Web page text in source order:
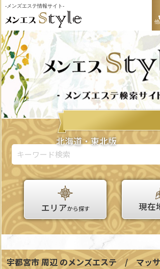
-メンズエステ情報サイト-
北海道・東北版
エリアから探す 現在
宇都宮市 周辺のメンズエステ / マッ